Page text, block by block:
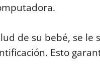
de su bebé, se le
Esto